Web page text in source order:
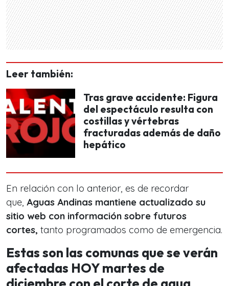
Leer también:
Tras grave accidente: Figura
del espectáculo resulta con
costillas y vértebras
fracturadas además de daño
hepático
En relación con lo anterior, es de recordar
que, Aguas Andinas mantiene actualizado su
sitio web con información sobre futuros
cortes, tanto programados como de emergencia.
Estas son las comunas que se verán
afectadas HOY martes de